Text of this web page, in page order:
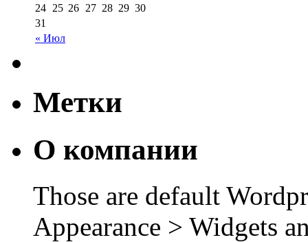
« Июл
24 25 26 27 28 29 30
31
Метки
О компании
Those are default
Appearance > Widgets